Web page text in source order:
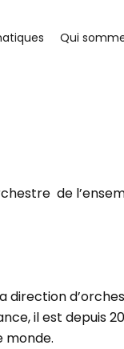
Qui
de
direction
il est
monde.